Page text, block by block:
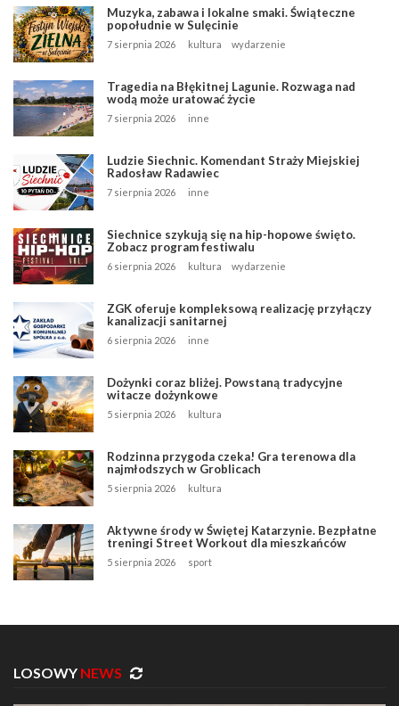
Muzyka, zabawa i lokalne smaki. Świąteczne
popołudnie w Sulęcinie
7 sierpnia 2026 kultura wydarzenie
Tragedia na Błękitnej Lagunie. Rozwaga nad
wodą może uratować życie
7 sierpnia 2026 inne
Ludzie Siechnic. Komendant Straży Miejskiej
Radosław Radawiec
7 sierpnia 2026 inne
Siechnice szykują się na hip-hopowe święto.
Zobacz program festiwalu
6 sierpnia 2026 kultura wydarzenie
ZGK oferuje kompleksową realizację przyłączy
kanalizacji sanitarnej
6 sierpnia 2026 inne
Dożynki coraz bliżej. Powstaną tradycyjne
witacze dożynkowe
5 sierpnia 2026 kultura
Rodzinna przygoda czeka! Gra terenowa dla
najmłodszych w Groblicach
5 sierpnia 2026 kultura
Aktywne środy w Świętej Katarzynie. Bezpłatne
treningi Street Workout dla mieszkańców
5 sierpnia 2026 sport
LOSOWY NEWS